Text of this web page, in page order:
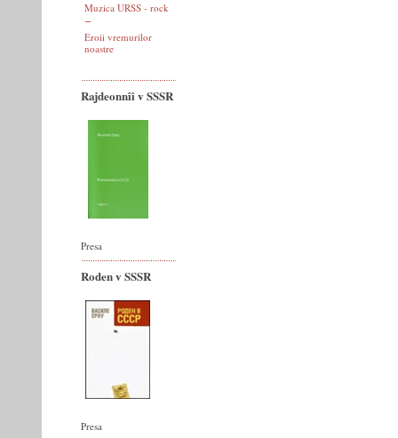
Muzica URSS - rock
Eroii vremurilor
noastre
Rajdeonnîi v SSSR
Presa
Roden v SSSR
Presa